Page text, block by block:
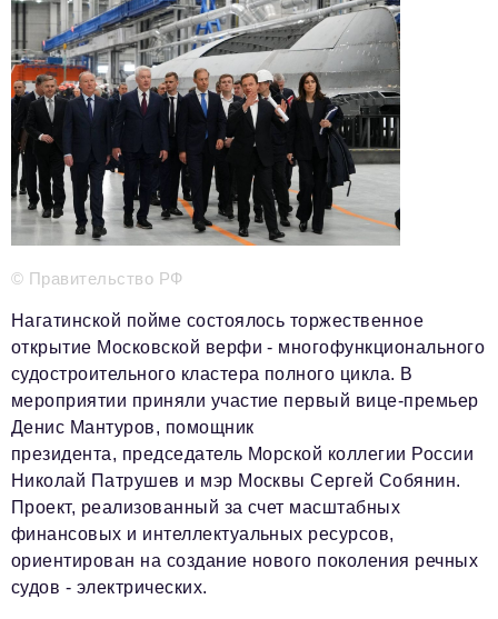
Видео
Телефон редакции:+7 495 727-01-67
Электронные почты редакции:
Информационный отдел
info@business-magazine.online
Отдел рекламы
reklama@business-magazine.online
Отдел распространения/редакционная подписка
podpiska@business-magazine.online
partner@business-magazine.online
© Правительство РФ
Нагатинской пойме состоялось торжественное
открытие Московской верфи - многофункционального
судостроительного кластера полного цикла. В
мероприятии приняли участие первый вице-премьер
Денис Мантуров, помощник
президента, председатель Морской коллегии России
Николай Патрушев и мэр Москвы Сергей Собянин.
Проект, реализованный за счет масштабных
финансовых и интеллектуальных ресурсов,
ориентирован на создание нового поколения речных
судов - электрических.